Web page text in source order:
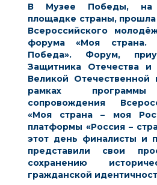
В Музее Победы, на
площадке страны,
Всероссийского
форума «Моя
Победа». Форум,
Защитника Отечества
Великой Отечественной
рамках программы
сопровождения
«Моя страна – моя
платформы «Россия –
этот день финалисты и
представили свои
сохранению
гражданской